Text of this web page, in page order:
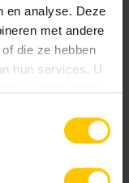
en analyse. Deze
met andere
die ze hebben
hun services. U
pour vous !
apéritif pour